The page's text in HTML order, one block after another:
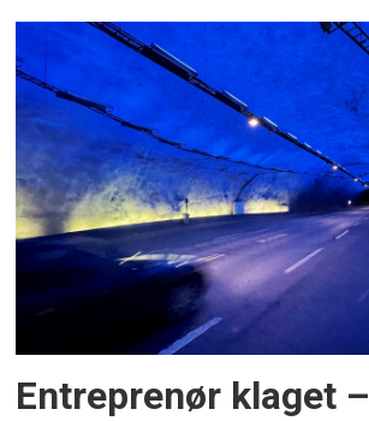
Entreprenør klaget –